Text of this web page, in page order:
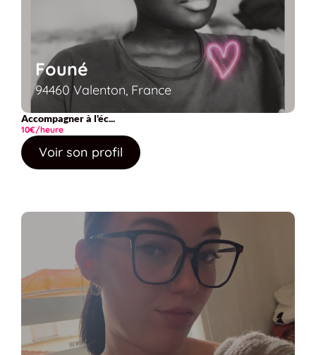
Founé
94460 Valenton, France
Accompagner à l'éc...
10€/heure
Voir son profil